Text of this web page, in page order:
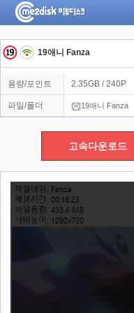
19애니 Fanza
용량/포인트 2.35GB / 240P
파일/폴더 19애니 Fanza
고속다운로드